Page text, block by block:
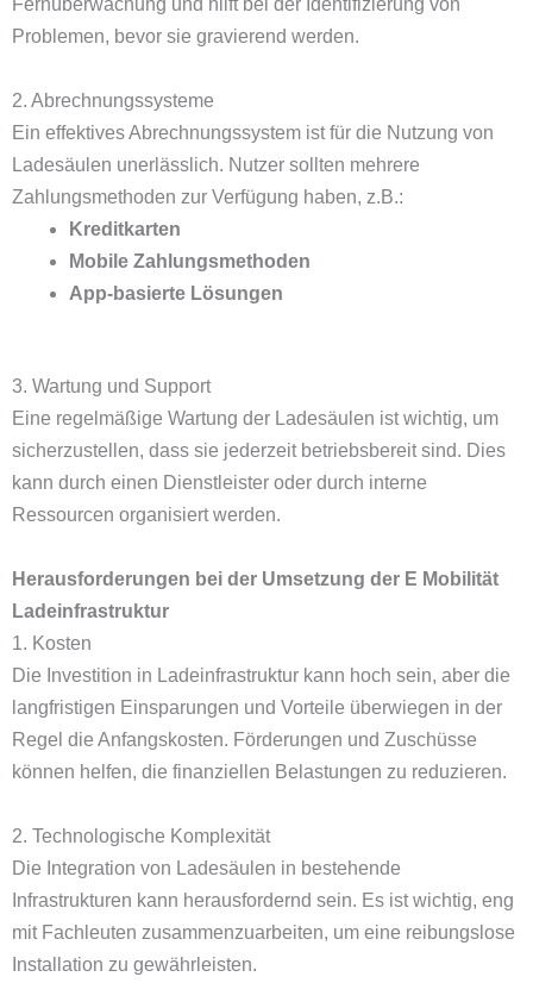
Fernüberwachung und hilft bei der Identifizierung von
Problemen, bevor sie gravierend werden.
2. Abrechnungssysteme
Ein effektives Abrechnungssystem ist für die Nutzung von
Ladesäulen unerlässlich. Nutzer sollten mehrere
Zahlungsmethoden zur Verfügung haben, z.B.:
Kreditkarten
Mobile Zahlungsmethoden
App-basierte Lösungen
3. Wartung und Support
Eine regelmäßige Wartung der Ladesäulen ist wichtig, um
sicherzustellen, dass sie jederzeit betriebsbereit sind. Dies
kann durch einen Dienstleister oder durch interne
Ressourcen organisiert werden.
Herausforderungen bei der Umsetzung der E Mobilität
Ladeinfrastruktur
1. Kosten
Die Investition in Ladeinfrastruktur kann hoch sein, aber die
langfristigen Einsparungen und Vorteile überwiegen in der
Regel die Anfangskosten. Förderungen und Zuschüsse
können helfen, die finanziellen Belastungen zu reduzieren.
2. Technologische Komplexität
Die Integration von Ladesäulen in bestehende
Infrastrukturen kann herausfordernd sein. Es ist wichtig, eng
mit Fachleuten zusammenzuarbeiten, um eine reibungslose
Installation zu gewährleisten.